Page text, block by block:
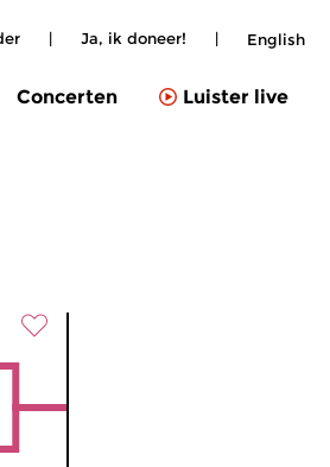
| Ja, ik doneer! | English
Concerten Luister live